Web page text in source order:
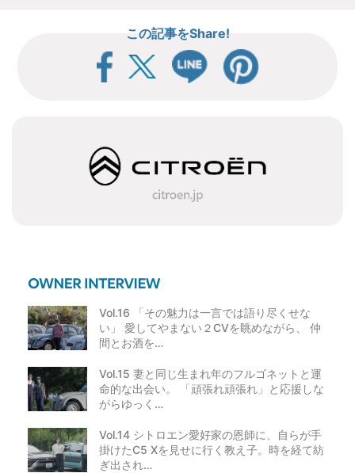
この記事をShare!
Vol.16 「その魅力は一言では語り尽くせな
い」 愛してやまない２CVを眺めながら、 仲
間とお酒を…
Vol.15 妻と同じ生まれ年のフルゴネットと運
命的な出会い。 「頑張れ頑張れ」と応援しな
がらゆっく…
Vol.14 シトロエン愛好家の恩師に、自らが手
掛けたC5 Xを見せに行く教え子。時を経て紡
ぎ出され…